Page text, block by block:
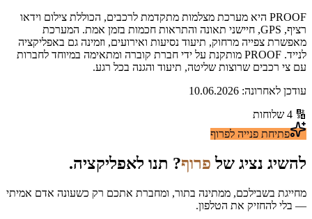
PROOF היא מערכת מצלמות מתקדמת לרכבים, הכוללת צילום וידאו
רציף, GPS, חיישני תאונה והתראות חכמות בזמן אמת. המערכת
מאפשרת צפייה מרחוק, תיעוד נסיעות ואירועים, וזמינה גם באפליקציה
לנייד. PROOF מותקנת על ידי חברת קוברה ומתאימה במיוחד לחברות
עם צי רכבים שרוצות שליטה, תיעוד והגנה בכל רגע.
עודכן לאחרונה: 10.06.2026
🔢
4 שלוחות
פתיחת פנייה לפרוף
להשיג נציג של פרוף? תנו לאפליקציה.
מחייגת בשבילכם, ממתינה בתור, ומחברת אתכם רק כשעונה אדם אמיתי
— בלי להחזיק את הטלפון.